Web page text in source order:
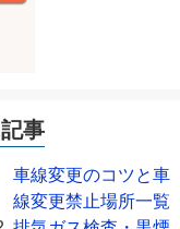
事
車線変更のコツと車
線変更禁止場所一覧